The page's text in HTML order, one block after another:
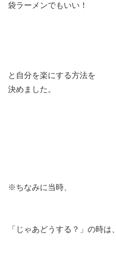
袋ラーメンでもいい！
と自分を楽にする方法を
決めました。
※ちなみに当時、
「じゃあどうする？」の時は、